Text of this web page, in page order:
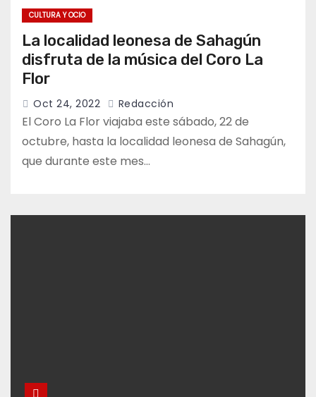
CULTURA Y OCIO
La localidad leonesa de Sahagún
disfruta de la música del Coro La
Flor
Oct 24, 2022 Redacción
El Coro La Flor viajaba este sábado, 22 de
octubre, hasta la localidad leonesa de Sahagún,
que durante este mes…